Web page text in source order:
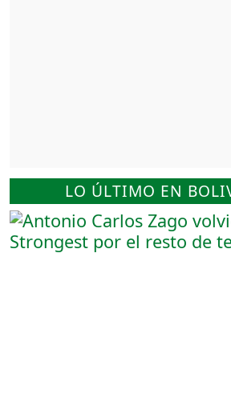
LO ÚLTIMO EN